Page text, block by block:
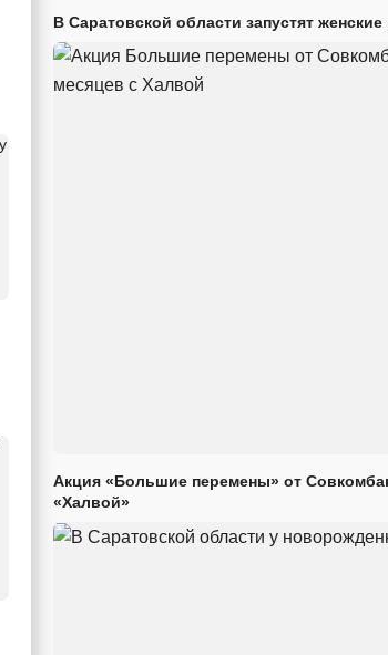
В Саратовской области запустят
Акция «Большие перемены» от
«Халвой»